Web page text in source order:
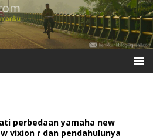
perbedaan yamaha new
vixion r dan pendahulunya